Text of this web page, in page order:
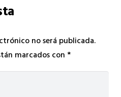
no será publicada.
marcados con*